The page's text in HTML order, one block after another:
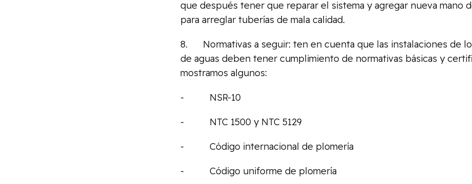
que después tener que reparar el sistema y agregar nueva mano
para arreglar tuberías de mala calidad.
8. Normativas a seguir: ten en cuenta que las instalaciones de
de aguas deben tener cumplimiento de normativas básicas y
mostramos algunos:
- NSR-10
- NTC 1500 y NTC 5129
- Código internacional de plomería
- Código uniforme de plomería